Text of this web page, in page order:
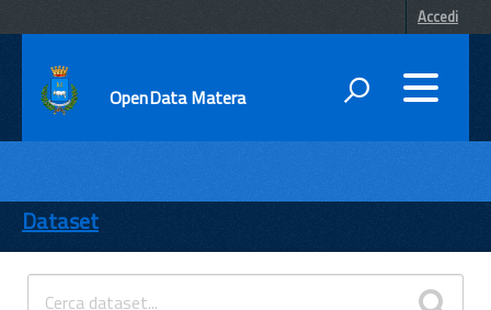
Accedi
OpenData Matera
ENTI
TEMI
INFORMAZIONI
Dataset